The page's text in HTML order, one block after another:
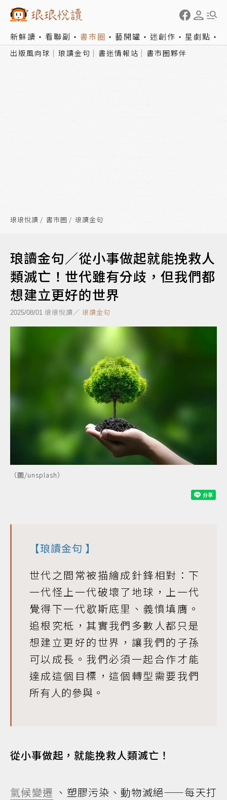
新鮮讀 看聯副 書市圈 藝開罐 迷創作 星劇點
出版風向球 琅讀金句 書迷情報站 書市圈夥伴
琅琅悅讀 書市圈 琅讀金句
琅讀金句／從小事做起就能挽救人
類滅亡！世代雖有分歧，但我們都
想建立更好的世界
2025/08/01 琅琅悅讀／ 琅讀金句
（圖/unsplash）
【琅讀金句 】
世代之間常被描繪成針鋒相對：下
一代怪上一代破壞了地球，上一代
覺得下一代歇斯底里、義憤填膺。
追根究柢，其實我們多數人都只是
想建立更好的世界，讓我們的子孫
可以成長。我們必須一起合作才能
達成這個目標，這個轉型需要我們
所有人的參與。
從小事做起，就能挽救人類滅亡！
氣候變遷 、塑膠污染、動物滅絕——每天打